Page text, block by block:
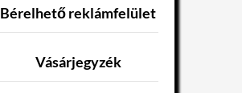
Bérelhető reklámfelület
Vásárjegyzék